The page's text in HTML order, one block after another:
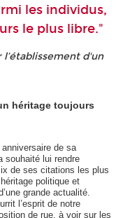
les individus,
le plus libre."
d'un
héritage toujours
de sa
souhaité lui rendre
de ses citations les plus
politique et
grande actualité.
l’esprit de notre
de rue, à voir sur les